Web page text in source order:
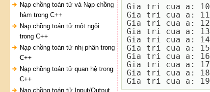
Nạp chồng toán tử và Nạp chồng
hàm trong C++
Nạp chồng toán tử một ngôi
trong C++
Nạp chồng toán tử nhị phân trong
C++
Nạp chồng toán tử quan hệ trong
C++
Nạp chồng toán tử Input/Output
Gia tri cua a: 10
Gia tri cua a: 11
Gia tri cua a: 12
Gia tri cua a: 13
Gia tri cua a: 14
Gia tri cua a: 15
Gia tri cua a: 16
Gia tri cua a: 17
Gia tri cua a: 18